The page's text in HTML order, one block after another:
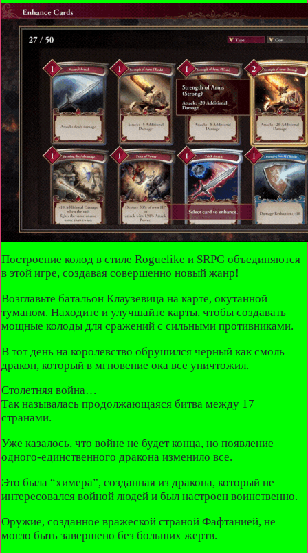
Построение колод в стиле Roguelike и SRPG объединяются
в этой игре, создавая совершенно новый жанр!
Возглавьте батальон Клаузевица на карте, окутанной
туманом. Находите и улучшайте карты, чтобы создавать
мощные колоды для сражений с сильными противниками.
В тот день на королевство обрушился черный как смоль
дракон, который в мгновение ока все уничтожил.
Столетняя война…
Так называлась продолжающаяся битва между 17
странами.
Уже казалось, что войне не будет конца, но появление
одного-единственного дракона изменило все.
Это была “химера”, созданная из дракона, который не
интересовался войной людей и был настроен воинственно.
Оружие, созданное вражеской страной Фафтанией, не
могло быть завершено без больших жертв.